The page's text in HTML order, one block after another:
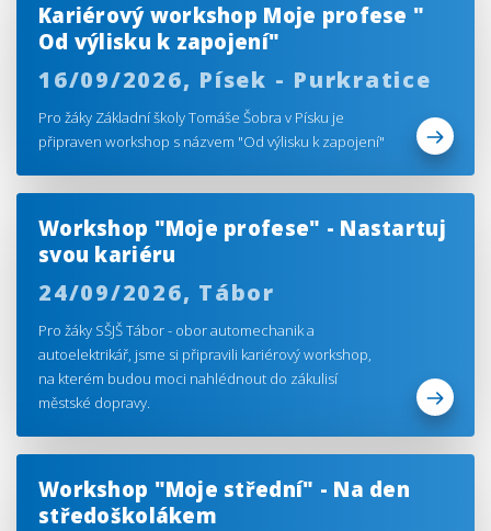
Kariérový workshop Moje profese "
Od výlisku k zapojení"
16/09/2026, Písek - Purkratice
Pro žáky Základní školy Tomáše Šobra v Písku je
připraven workshop s názvem "Od výlisku k zapojení"
Workshop "Moje profese" - Nastartuj
svou kariéru
24/09/2026, Tábor
Pro žáky SŠJŠ Tábor - obor automechanik a
autoelektrikář, jsme si připravili kariérový workshop,
na kterém budou moci nahlédnout do zákulisí
městské dopravy.
Workshop "Moje střední" - Na den
středoškolákem